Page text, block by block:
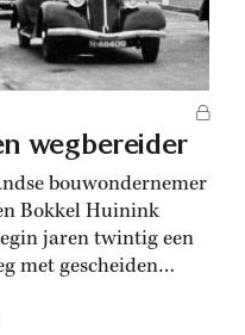
wegbereider
bouwondernemer
Bokkel Huinink
jaren twintig een
met gescheiden
voorop. Maar na de